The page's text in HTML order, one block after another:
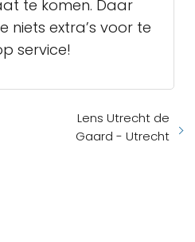
te komen. Daar
niets extra’s voor te
service!
Lens Utrecht de
Gaard - Utrecht